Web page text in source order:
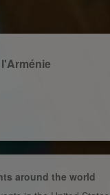
around the world